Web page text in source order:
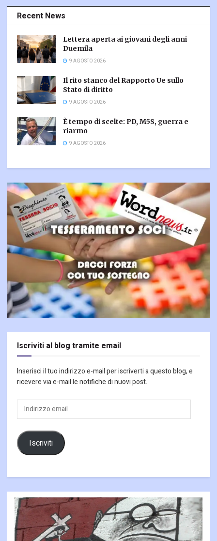
Recent News
Lettera aperta ai giovani degli anni
Duemila
9 AGOSTO 2026
Il rito stanco del Rapporto Ue sullo
Stato di diritto
9 AGOSTO 2026
È tempo di scelte: PD, M5S, guerra e
riarmo
9 AGOSTO 2026
Iscriviti al blog tramite email
Inserisci il tuo indirizzo e-mail per iscriverti a questo blog, e
ricevere via e-mail le notifiche di nuovi post.
Indirizzo
email
Iscriviti